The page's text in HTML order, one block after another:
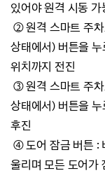
있어야 원격 시동 가
②원격 스마트 주
상태에서) 버튼을
위치까지 전진
③원격 스마트 주
상태에서) 버튼을
후진
④도어 잠금 버튼 :
울리며 모든 도어가